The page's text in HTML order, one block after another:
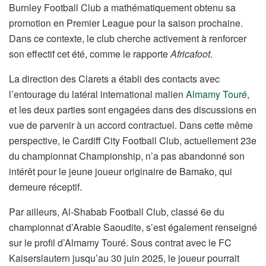
Burnley Football Club a mathématiquement obtenu sa
promotion en Premier League pour la saison prochaine.
Dans ce contexte, le club cherche activement à renforcer
son effectif cet été, comme le rapporteAfricafoot.
La direction des Clarets a établi des contacts avec
l’entourage du latéral international malien Almamy Touré,
et les deux parties sont engagées dans des discussions en
vue de parvenir à un accord contractuel. Dans cette même
perspective, le Cardiff City Football Club, actuellement 23e
du championnat Championship, n’a pas abandonné son
intérêt pour le jeune joueur originaire de Bamako, qui
demeure réceptif.
Par ailleurs, Al-Shabab Football Club, classé 6e du
championnat d’Arabie Saoudite, s’est également renseigné
sur le profil d’Almamy Touré. Sous contrat avec le FC
Kaiserslautern jusqu’au 30 juin 2025, le joueur pourrait